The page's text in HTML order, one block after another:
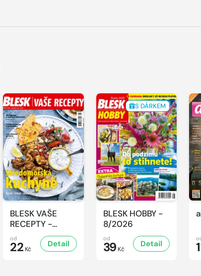
BLESK VAŠE
RECEPTY -
8/2026
od
22 Kč
Detail
S DÁRKEM
BLESK HOBBY -
8/2026
od
39 Kč
Detail